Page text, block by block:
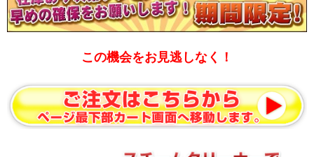
この機会をお見逃しなく！